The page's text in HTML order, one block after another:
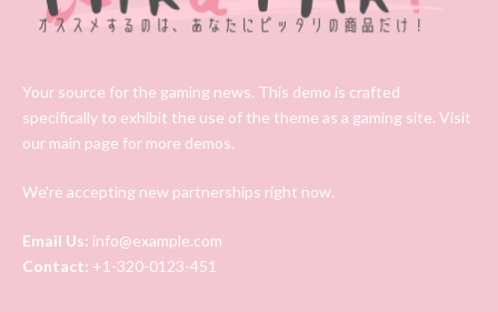
Your source for the gaming news. This demo is crafted
specifically to exhibit the use of the theme as a gaming site. Visit
our main page for more demos.
We're accepting new partnerships right now.
Email Us: info@example.com
Contact: +1-320-0123-451